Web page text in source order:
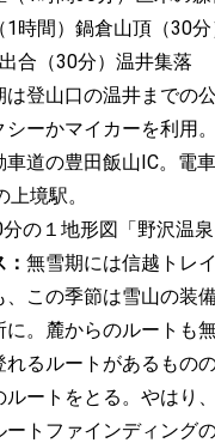
1時間）鍋倉山頂（30
合（30分）温井集落
は登山口の温井までの
シーかマイカーを利用
車道の豊田飯山IC。電
境駅。
の１地形図「野沢温泉
無雪期には信越トレ
、この季節は雪山の装
に。麓からのルートも
るルートがあるもの
ルートをとる。やはり
トファインディング